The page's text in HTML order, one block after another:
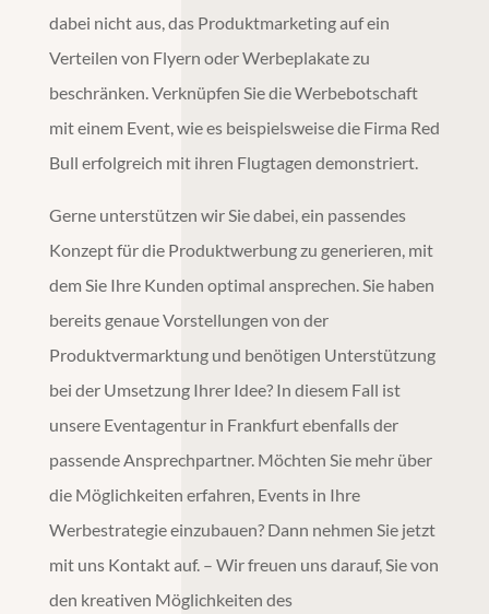
dabei nicht aus, das Produktmarketingauf ein
Verteilen von Flyern oder Werbeplakate zu
beschränken. Verknüpfen Sie die Werbebotschaft
mit einem Event, wie es beispielsweise die Firma Red
Bull erfolgreich mit ihren Flugtagen demonstriert.
Gerne unterstützen wir Sie dabei, ein passendes
Konzept für die Produktwerbungzu generieren, mit
dem Sie Ihre Kunden optimal ansprechen. Sie haben
bereits genaue Vorstellungen von der
Produktvermarktungund benötigen Unterstützung
bei der Umsetzung Ihrer Idee? In diesem Fall ist
unsere Eventagenturin Frankfurtebenfalls der
passende Ansprechpartner. Möchten Sie mehr über
die Möglichkeiten erfahren, Events in Ihre
Werbestrategie einzubauen? Dann nehmen Sie jetzt
mit uns Kontakt auf. – Wir freuen uns darauf, Sie von
den kreativen Möglichkeiten des